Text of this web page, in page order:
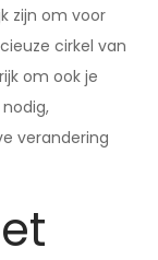
zijn om voor
cirkel van
om ook je
verandering